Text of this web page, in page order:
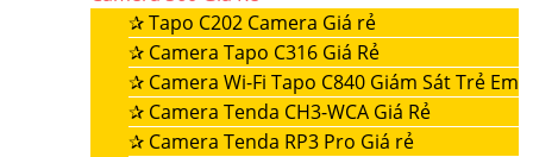
✰Tapo C202 Camera Giá rẻ
✰ Camera Tapo C316 Giá Rẻ
✰ Camera Wi-Fi Tapo C840 Giám Sát Trẻ Em
✰ Camera Tenda CH3-WCA Giá Rẻ
✰ Camera Tenda RP3 Pro Giá rẻ